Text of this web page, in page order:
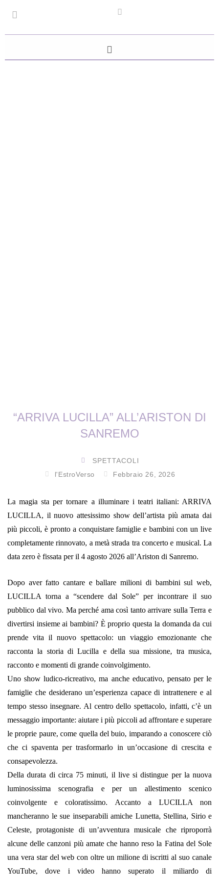
“ARRIVA LUCILLA” ALL’ARISTON DI
SANREMO
SPETTACOLI
l'EstroVerso
Febbraio 26, 2026
La magia sta per tornare a illuminare i teatri italiani: ARRIVA
LUCILLA, il nuovo attesissimo show dell’artista più amata dai
più piccoli, è pronto a conquistare famiglie e bambini con un live
completamente rinnovato, a metà strada tra concerto e musical. La
data zero è fissata per il 4 agosto 2026 all’Ariston di Sanremo.
Dopo aver fatto cantare e ballare milioni di bambini sul web,
LUCILLA torna a “scendere dal Sole” per incontrare il suo
pubblico dal vivo. Ma perché ama così tanto arrivare sulla Terra e
divertirsi insieme ai bambini? È proprio questa la domanda da cui
prende vita il nuovo spettacolo: un viaggio emozionante che
racconta la storia di Lucilla e della sua missione, tra musica,
racconto e momenti di grande coinvolgimento.
Uno show ludico-ricreativo, ma anche educativo, pensato per le
famiglie che desiderano un’esperienza capace di intrattenere e al
tempo stesso insegnare. Al centro dello spettacolo, infatti, c’è un
messaggio importante: aiutare i più piccoli ad affrontare e superare
le proprie paure, come quella del buio, imparando a conoscere ciò
che ci spaventa per trasformarlo in un’occasione di crescita e
consapevolezza.
Della durata di circa 75 minuti, il live si distingue per la nuova
luminosissima scenografia e per un allestimento scenico
coinvolgente e coloratissimo. Accanto a LUCILLA non
mancheranno le sue inseparabili amiche Lunetta, Stellina, Sirio e
Celeste, protagoniste di un’avventura musicale che riproporrà
alcune delle canzoni più amate che hanno reso la Fatina del Sole
una vera star del web con oltre un milione di iscritti al suo canale
YouTube, dove i video hanno superato il miliardo di